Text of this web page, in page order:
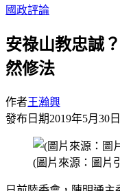
國政評論
安祿山教忠誠
然修法
作者王瀚興
發布日期2019年5月30日
(圖片來源：圖片